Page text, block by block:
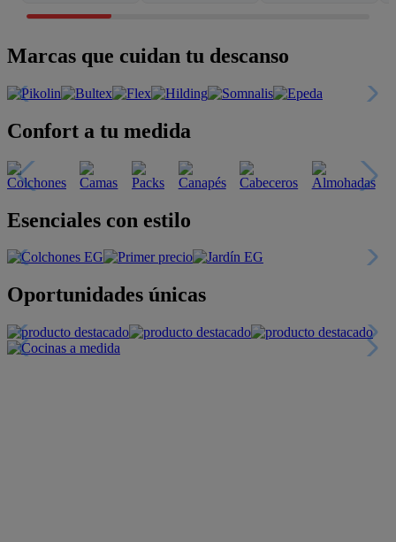
Marcas que cuidan tu descanso
Confort a tu medida
Esenciales con estilo
Oportunidades únicas